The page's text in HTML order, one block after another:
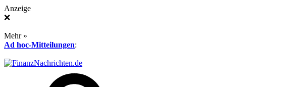
Anzeige
❌
Mehr »
Ad hoc-Mitteilungen: